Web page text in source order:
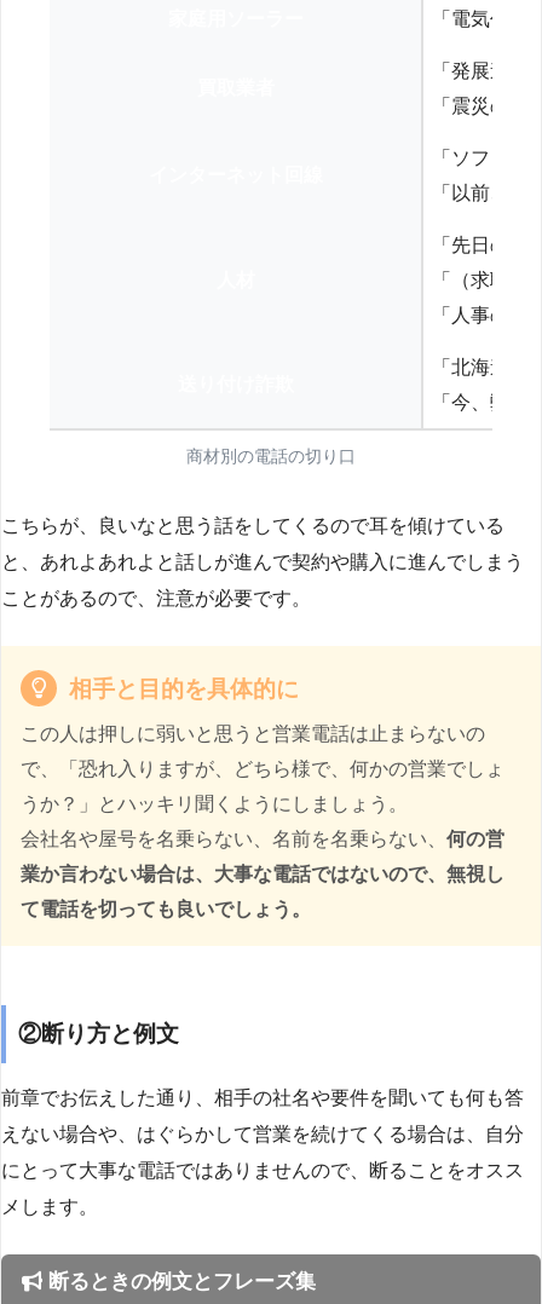
「電気代を
「発展途
「震災の
「ソフト
「以前、
「先日の
「（求職
「人事の方
「北海道
「今、弊
商材別の電話の切り口
こちらが、良いなと思う話をしてくるので耳を傾けている
と、あれよあれよと話しが進んで契約や購入に進んでしまう
ことがあるので、注意が必要です。
相手と目的を具体的に
この人は押しに弱いと思うと営業電話は止まらないの
で、「恐れ入りますが、どちら様で、何かの営業でしょ
うか？」とハッキリ聞くようにしましょう。
会社名や屋号を名乗らない、名前を名乗らない、 何の営
業か言わない場合は、大事な電話ではないので、無視し
て電話を切っても良いでしょう。
②断り方と例文
前章でお伝えした通り、相手の社名や要件を聞いても何も答
えない場合や、はぐらかして営業を続けてくる場合は、自分
にとって大事な電話ではありませんので、断ることをオスス
メします。
断るときの例文とフレーズ集